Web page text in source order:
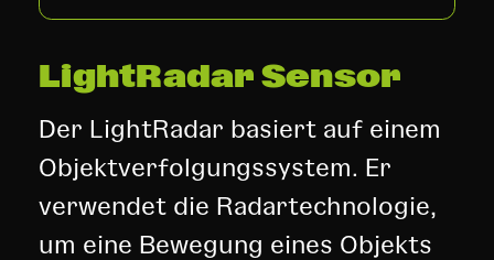
LightRadar Sensor
Der LightRadar basiert auf einem
Objektverfolgungssystem. Er
verwendet die Radartechnologie,
um eine Bewegung eines Objekts